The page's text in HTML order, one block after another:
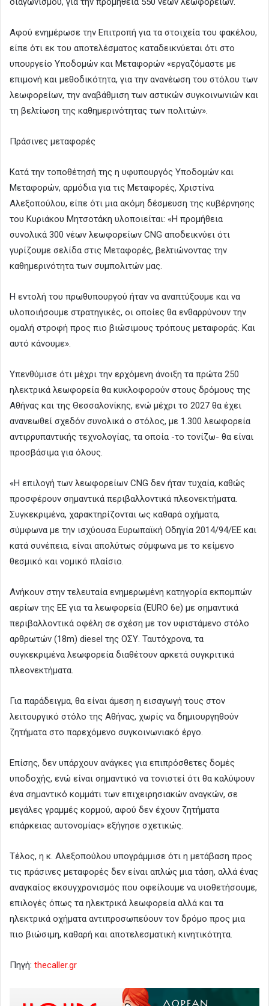
Αφού ενημέρωσε την Επιτροπή για τα στοιχεία του φακέλου,
είπε ότι εκ του αποτελέσματος καταδεικνύεται ότι στο
υπουργείο Υποδομών και Μεταφορών «εργαζόμαστε με
επιμονή και μεθοδικότητα, για την ανανέωση του στόλου των
λεωφορείων, την αναβάθμιση των αστικών συγκοινωνιών και
τη βελτίωση της καθημερινότητας των πολιτών».
Πράσινες μεταφορές
Κατά την τοποθέτησή της η υφυπουργός Υποδομών και
Μεταφορών, αρμόδια για τις Μεταφορές, Χριστίνα
Αλεξοπούλου, είπε ότι μια ακόμη δέσμευση της κυβέρνησης
του Κυριάκου Μητσοτάκη υλοποιείται: «Η προμήθεια
συνολικά 300 νέων λεωφορείων CNG αποδεικνύει ότι
γυρίζουμε σελίδα στις Μεταφορές, βελτιώνοντας την
καθημερινότητα των συμπολιτών μας.
Η εντολή του πρωθυπουργού ήταν να αναπτύξουμε και να
υλοποιήσουμε στρατηγικές, οι οποίες θα ενθαρρύνουν την
ομαλή στροφή προς πιο βιώσιμους τρόπους μεταφοράς. Και
αυτό κάνουμε».
Υπενθύμισε ότι μέχρι την ερχόμενη άνοιξη τα πρώτα 250
ηλεκτρικά λεωφορεία θα κυκλοφορούν στους δρόμους της
Αθήνας και της Θεσσαλονίκης, ενώ μέχρι το 2027 θα έχει
ανανεωθεί σχεδόν συνολικά ο στόλος, με 1.300 λεωφορεία
αντιρρυπαντικής τεχνολογίας, τα οποία -το τονίζω- θα είναι
προσβάσιμα για όλους.
«Η επιλογή των λεωφορείων CNG δεν ήταν τυχαία, καθώς
προσφέρουν σημαντικά περιβαλλοντικά πλεονεκτήματα.
Συγκεκριμένα, χαρακτηρίζονται ως καθαρά οχήματα,
σύμφωνα με την ισχύουσα Ευρωπαϊκή Οδηγία 2014/94/ΕΕ και
κατά συνέπεια, είναι απολύτως σύμφωνα με το κείμενο
θεσμικό και νομικό πλαίσιο.
Ανήκουν στην τελευταία ενημερωμένη κατηγορία εκπομπών
αερίων της ΕΕ για τα λεωφορεία (EURO 6e) με σημαντικά
περιβαλλοντικά οφέλη σε σχέση με τον υφιστάμενο στόλο
αρθρωτών (18m) diesel της ΟΣΥ. Ταυτόχρονα, τα
συγκεκριμένα λεωφορεία διαθέτουν αρκετά συγκριτικά
πλεονεκτήματα.
Για παράδειγμα, θα είναι άμεση η εισαγωγή τους στον
λειτουργικό στόλο της Αθήνας, χωρίς να δημιουργηθούν
ζητήματα στο παρεχόμενο συγκοινωνιακό έργο.
Επίσης, δεν υπάρχουν ανάγκες για επιπρόσθετες δομές
υποδοχής, ενώ είναι σημαντικό να τονιστεί ότι θα καλύψουν
ένα σημαντικό κομμάτι των επιχειρησιακών αναγκών, σε
μεγάλες γραμμές κορμού, αφού δεν έχουν ζητήματα
επάρκειας αυτονομίας» εξήγησε σχετικώς.
Τέλος, η κ. Αλεξοπούλου υπογράμμισε ότι η μετάβαση προς
τις πράσινες μεταφορές δεν είναι απλώς μια τάση, αλλά ένας
αναγκαίος εκσυγχρονισμός που οφείλουμε να υιοθετήσουμε,
επιλογές όπως τα ηλεκτρικά λεωφορεία αλλά και τα
ηλεκτρικά οχήματα αντιπροσωπεύουν τον δρόμο προς μια
πιο βιώσιμη, καθαρή και αποτελεσματική κινητικότητα.
Πηγή: thecaller.gr